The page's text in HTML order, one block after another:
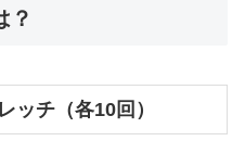
？
チ（各10回）